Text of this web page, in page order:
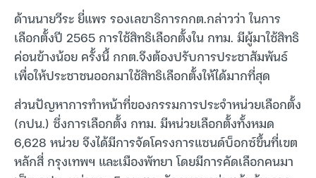
ด้านนายวีระ ยี่แพร รองเลขาธิการกกต.กล่าวว่า ในการ
เลือกตั้งปี 2565 การใช้สิทธิเลือกตั้งใน กทม. มีผู้มาใช้สิทธิ
ค่อนข้างน้อย ครั้งนี้ กกต.จึงต้องปรับการประชาสัมพันธ์
เพื่อให้ประชาชนออกมาใช้สิทธิเลือกตั้งให้ได้มากที่สุด
ส่วนปัญหาการทำหน้าที่ของกรรมการประจำหน่วยเลือกตั้ง
(กปน.) ซึ่งการเลือกตั้ง กทม. มีหน่วยเลือกตั้งทั้งหมด
6,628 หน่วย จึงได้มีการจัดโครงการแซนด์บ็อกซ์ขึ้นที่เขต
หลักสี่ กรุงเทพฯ และเมืองพัทยา โดยมีการคัดเลือกคนมา